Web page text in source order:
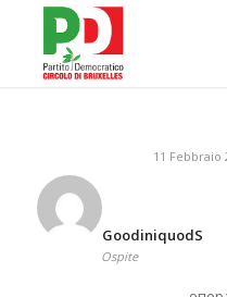
11 Febbraio
GoodiniquodS
Ospite